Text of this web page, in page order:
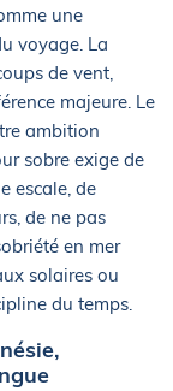
une
voyage. La
de vent,
majeure. Le
ambition
sobre exige de
escale, de
de ne pas
en mer
solaires ou
du temps.